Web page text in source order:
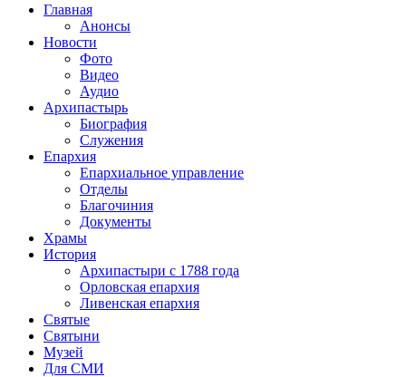
Главная
Анонсы
Новости
Фото
Видео
Аудио
Архипастырь
Биография
Служения
Епархия
Епархиальное управление
Отделы
Благочиния
Документы
Храмы
История
Архипастыри с 1788 года
Орловская епархия
Ливенская епархия
Святые
Святыни
Музей
Для СМИ